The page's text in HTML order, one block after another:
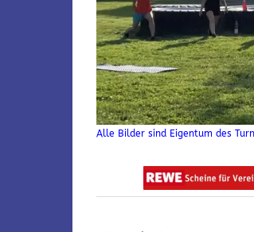
Alle Bilder sind Eigentum des